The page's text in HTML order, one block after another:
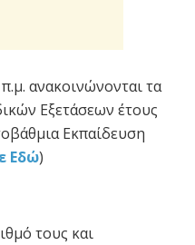
ανακοινώνονται τα
Εξετάσεων έτους
Εκπαίδευση
Εδώ)
τους και